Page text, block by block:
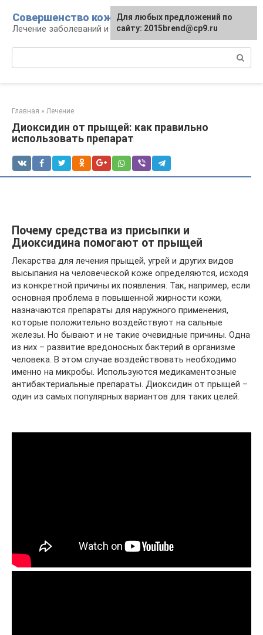
контенту
Совершенство кожи
Лечение заболеваний и уход за кожей
Главная » Лечение
Диоксидин от прыщей: как правильно
использовать препарат
Почему средства из присыпки и
Диоксидина помогают от прыщей
Лекарства для лечения прыщей, угрей и других видов
высыпания на человеческой коже определяются, исходя
из конкретной причины их появления. Так, например, если
основная проблема в повышенной жирности кожи,
назначаются препараты для наружного применения,
которые положительно воздействуют на сальные
железы. Но бывают и не такие очевидные причины. Одна
из них – развитие вредоносных бактерий в организме
человека. В этом случае воздействовать необходимо
именно на микробы. Используются медикаментозные
антибактериальные препараты. Диоксидин от прыщей –
один из самых популярных вариантов для таких целей.
Для любых предложений по
сайту: 2015brend@cp9.ru